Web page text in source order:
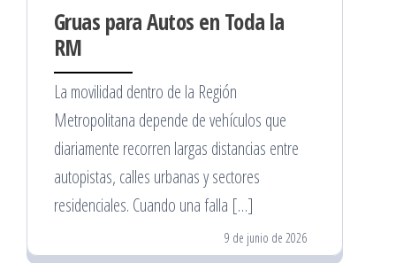
Gruas para Autos en Toda la
RM
La movilidad dentro de la Región
Metropolitana depende de vehículos que
diariamente recorren largas distancias entre
autopistas, calles urbanas y sectores
residenciales. Cuando una falla […]
9 de junio de 2026